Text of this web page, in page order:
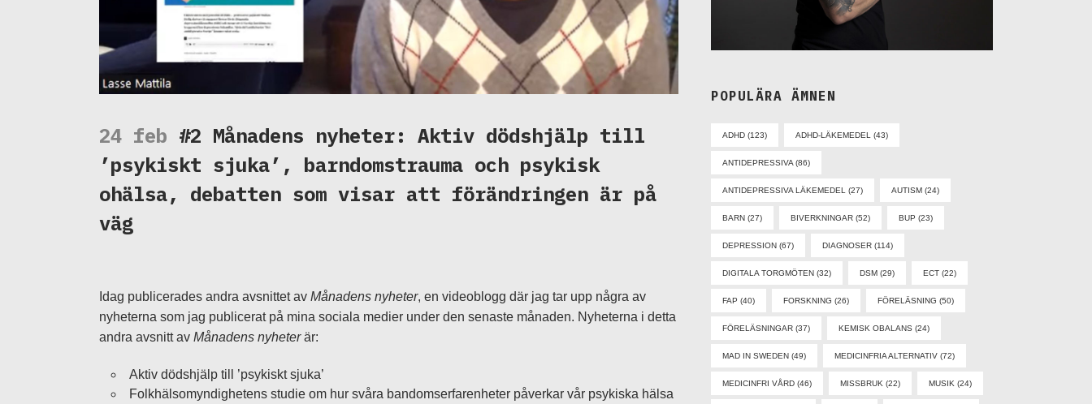
24 feb #2 Månadens nyheter: Aktiv dödshjälp till
’psykiskt sjuka’, barndomstrauma och psykisk
ohälsa, debatten som visar att förändringen är på
väg
Idag publicerades andra avsnittet av Månadens nyheter, en videoblogg där jag tar upp några av
nyheterna som jag publicerat på mina sociala medier under den senaste månaden. Nyheterna i detta
andra avsnitt av Månadens nyheterär:
Aktiv dödshjälp till ’psykiskt sjuka’
Folkhälsomyndighetens studie om hur svåra bandomserfarenheter påverkar vår psykiska hälsa
POPULÄRA ÄMNEN
ADHD (123) ADHD-LÄKEMEDEL (43)
ANTIDEPRESSIVA (86)
ANTIDEPRESSIVA LÄKEMEDEL (27) AUTISM (24)
BARN (27) BIVERKNINGAR (52) BUP (23)
DEPRESSION (67) DIAGNOSER (114)
DIGITALA TORGMÖTEN (32) DSM (29) ECT (22)
FAP (40) FORSKNING (26) FÖRELÄSNING (50)
FÖRELÄSNINGAR (37) KEMISK OBALANS (24)
MAD IN SWEDEN (49) MEDICINFRIA ALTERNATIV (72)
MEDICINFRI VÅRD (46) MISSBRUK (22) MUSIK (24)